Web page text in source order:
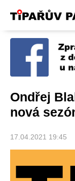
Tipařův palec
Ondřej
nová
17.04.2021 19:45